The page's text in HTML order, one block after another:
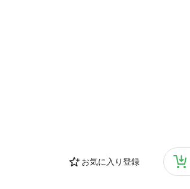
お気に入り登録